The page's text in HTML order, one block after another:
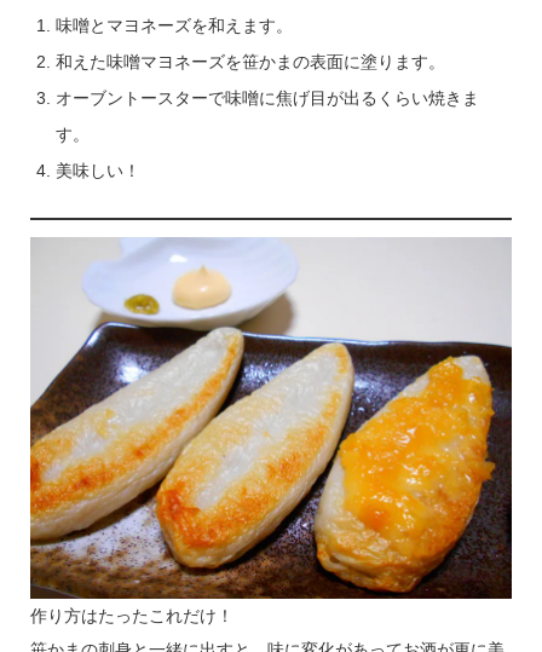
味噌とマヨネーズを和えます。
和えた味噌マヨネーズを笹かまの表面に塗ります。
オーブントースターで味噌に焦げ目が出るくらい焼きま
す。
美味しい！
作り方はたったこれだけ！